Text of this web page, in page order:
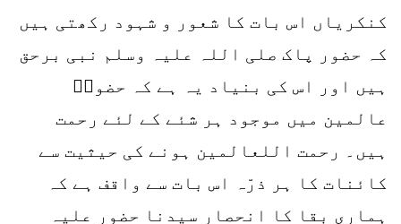
کنکریاں اس بات کا شعور و شہود رکھتی ہیں
کہ حضور پاک صلی اللہ علیہ وسلم نبی برحق
ہیں اور اس کی بنیاد یہ ہے کہ حضورؐ
عالمین میں موجود ہر شئے کے لئے رحمت
ہیں۔ رحمت اللعالمین ہونے کی حیثیت سے
کائنات کا ہر ذرّہ اس بات سے واقف ہے کہ
ہماری بقا کا انحصار سیدنا حضور علیہ